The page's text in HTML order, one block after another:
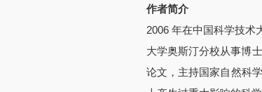
作者简介
2006 年在中国科学技术
大学奥斯汀分校从事博
论文，主持国家自然科